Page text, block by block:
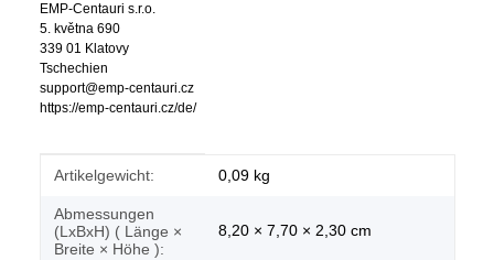
EMP-Centauri s.r.o.
5. května 690
339 01 Klatovy
Tschechien
support@emp-centauri.cz
https://emp-centauri.cz/de/
Produkteigenschaft
Wert
Artikelgewicht: 0,09 kg
Abmessungen
(LxBxH) ( Länge ×
Breite × Höhe ):
8,20 × 7,70 × 2,30 cm